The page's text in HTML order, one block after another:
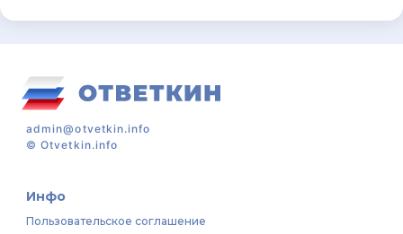
admin@otvetkin.info
©Otvetkin.info
Инфо
Пользовательское соглашение